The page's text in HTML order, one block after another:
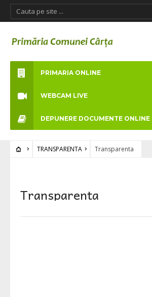
PRIMARIA ONLINE
WEBCAM LIVE
DEPUNERE DOCUMENTE ONLINE
TRANSPARENTA Transparenta
Transparenta